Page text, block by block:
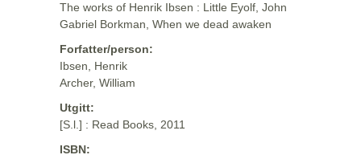
The works of Henrik Ibsen : Little Eyolf, John
Gabriel Borkman, When we dead awaken
Forfatter/person:
Ibsen, Henrik
Archer, William
Utgitt:
[S.l.] : Read Books, 2011
ISBN: